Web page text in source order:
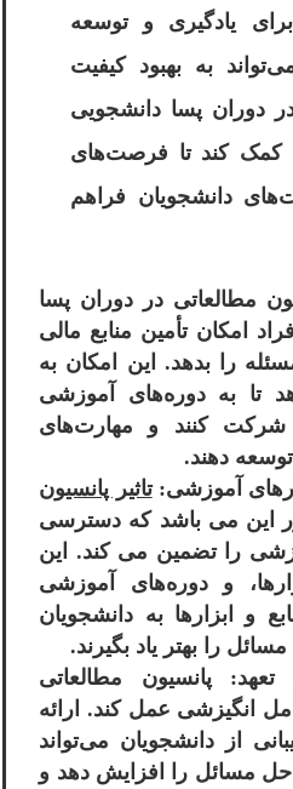
یادگیری و توسعه
به بهبود کیفیت
دوران پسا دانشجویی
کمک کند تا فرصت‌های
دانشجویان فراهم
مطالعاتی در دوران پسا
امکان تأمین منابع مالی
را بدهد. این امکان به
تا به دوره‌های آموزشی
کنند و مهارت‌های
دهند.
آموزشی:تاثیر پانسیون
این می باشد که دسترسی
را تضمین می کند. این
و دوره‌های آموزشی
و ابزارها به دانشجویان
را بهتر یاد بگیرند.
تعهد: پانسیون مطالعاتی
انگیزشی عمل کند. ارائه
از دانشجویان می‌تواند
حل مسائل را افزایش دهد و